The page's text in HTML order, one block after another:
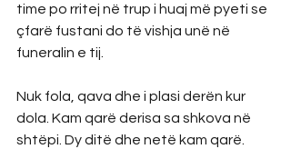
time po rritej në trup i huaj më pyeti se
çfarë fustani do të vishja unë në
funeralin e tij.
Nuk fola, qava dhe i plasi derën kur
dola. Kam qarë derisa sa shkova në
shtëpi. Dy ditë dhe netë kam qarë.